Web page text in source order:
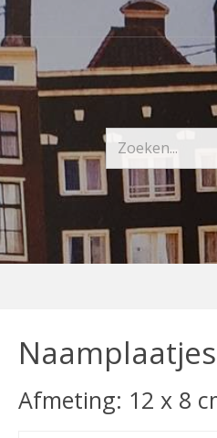
Afmeting: 12 x 8